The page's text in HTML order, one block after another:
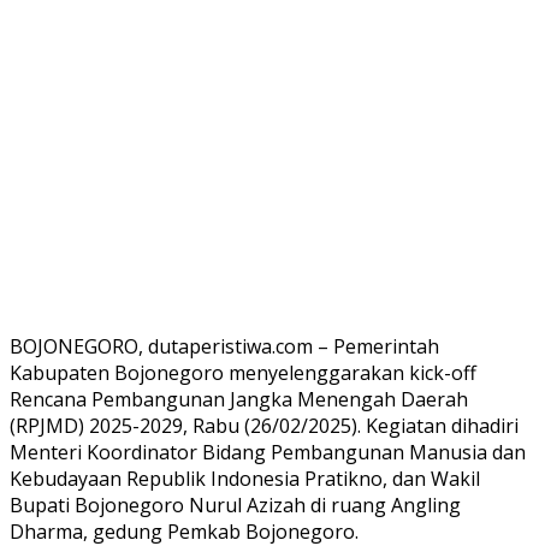
BOJONEGORO, dutaperistiwa.com – Pemerintah
Kabupaten Bojonegoro menyelenggarakan kick-off
Rencana Pembangunan Jangka Menengah Daerah
(RPJMD) 2025-2029, Rabu (26/02/2025). Kegiatan dihadiri
Menteri Koordinator Bidang Pembangunan Manusia dan
Kebudayaan Republik Indonesia Pratikno, dan Wakil
Bupati Bojonegoro Nurul Azizah di ruang Angling
Dharma, gedung Pemkab Bojonegoro.